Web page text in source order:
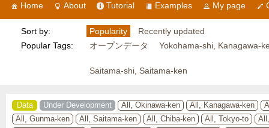
Home About Tutorial Examples My page
Sort by: Popularity
Recently updated
Popular Tags:
オープンデータ Yokohama-shi, Kanagawa-
Saitama-shi, Saitama-ken
Data Under Development All, Okinawa-ken All, Kanagawa-ken
All, Gunma-ken
All, Saitama-ken All, Chiba-ken All, Tokyo-to